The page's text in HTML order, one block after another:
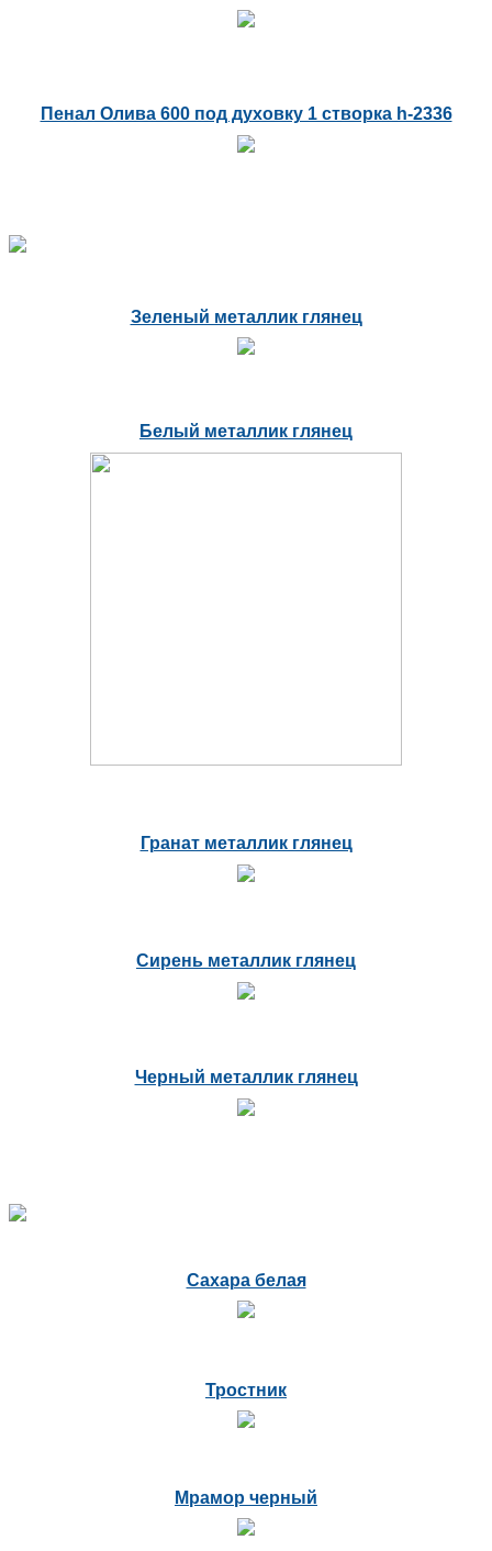
Пенал Олива 600 под духовку 1 створка h-2336
Зеленый металлик глянец
Белый металлик глянец
Гранат металлик глянец
Сирень металлик глянец
Черный металлик глянец
Сахара белая
Тростник
Мрамор черный